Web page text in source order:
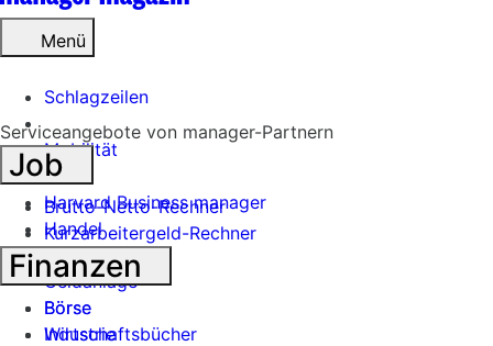
Menü
Schlagzeilen
Mobilität
Tech
Harvard Business manager
Handel
Banken
Geldanlage
Börse
Industrie
Serviceangebote von manager-Partnern
Job
Brutto-Netto-Rechner
Kurzarbeitergeld-Rechner
Finanzen
Börse
Wirtschaftsbücher